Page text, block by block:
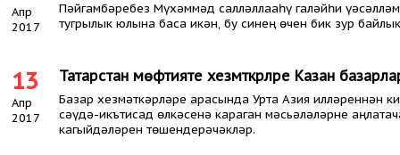
Апр
2017
Пәйгамбәребез Мүхәммәд салләллааһү галәйһи
тугрылык юлына баса икән, бу синең өчен бик зур
13
Апр
2017
Татарстан мөфтияте хезмәткәрләре Казан
Базар хезмәткәрләре арасында Урта Азия илләреннән
сәүдә-икътисад өлкәсенә караган мәсьәләләрне
кагыйдәләрен төшендерәчәкләр.